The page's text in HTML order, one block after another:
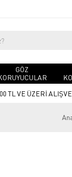
GÖZ
TL VE ÜZERİ